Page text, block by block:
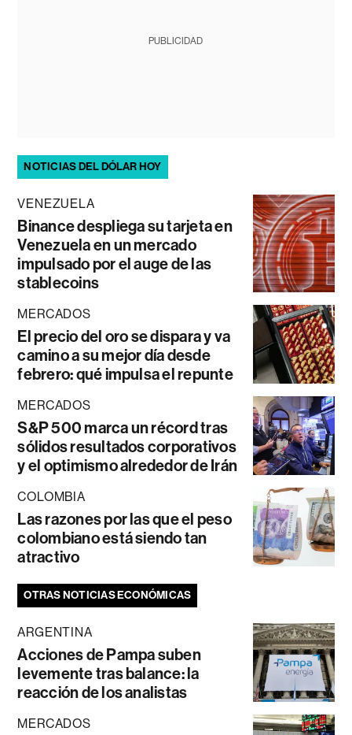
PUBLICIDAD
NOTICIAS DEL DÓLAR HOY
VENEZUELA
Binance despliega su tarjeta en
Venezuela en un mercado
impulsado por el auge de las
stablecoins
MERCADOS
El precio del oro se dispara y va
camino a su mejor día desde
febrero: qué impulsa el repunte
MERCADOS
S&P 500 marca un récord tras
sólidos resultados corporativos
y el optimismo alrededor de Irán
COLOMBIA
Las razones por las que el peso
colombiano está siendo tan
atractivo
OTRAS NOTICIAS ECONÓMICAS
ARGENTINA
Acciones de Pampa suben
levemente tras balance: la
reacción de los analistas
MERCADOS